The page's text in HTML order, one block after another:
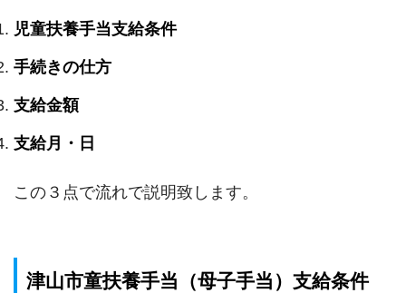
児童扶養手当支給条件
手続きの仕方
支給金額
支給月・日
この３点で流れで説明致します。
津山市童扶養手当（母子手当）支給条件